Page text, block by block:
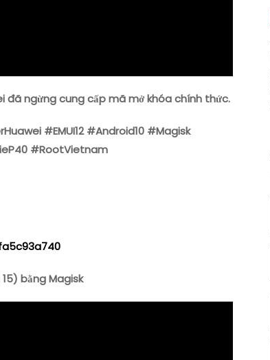
đã ngừng cung cấp mã mở khóa chính thức.
#EMUI12 #Android10 #Magisk
#RootVietnam
bằng Magisk